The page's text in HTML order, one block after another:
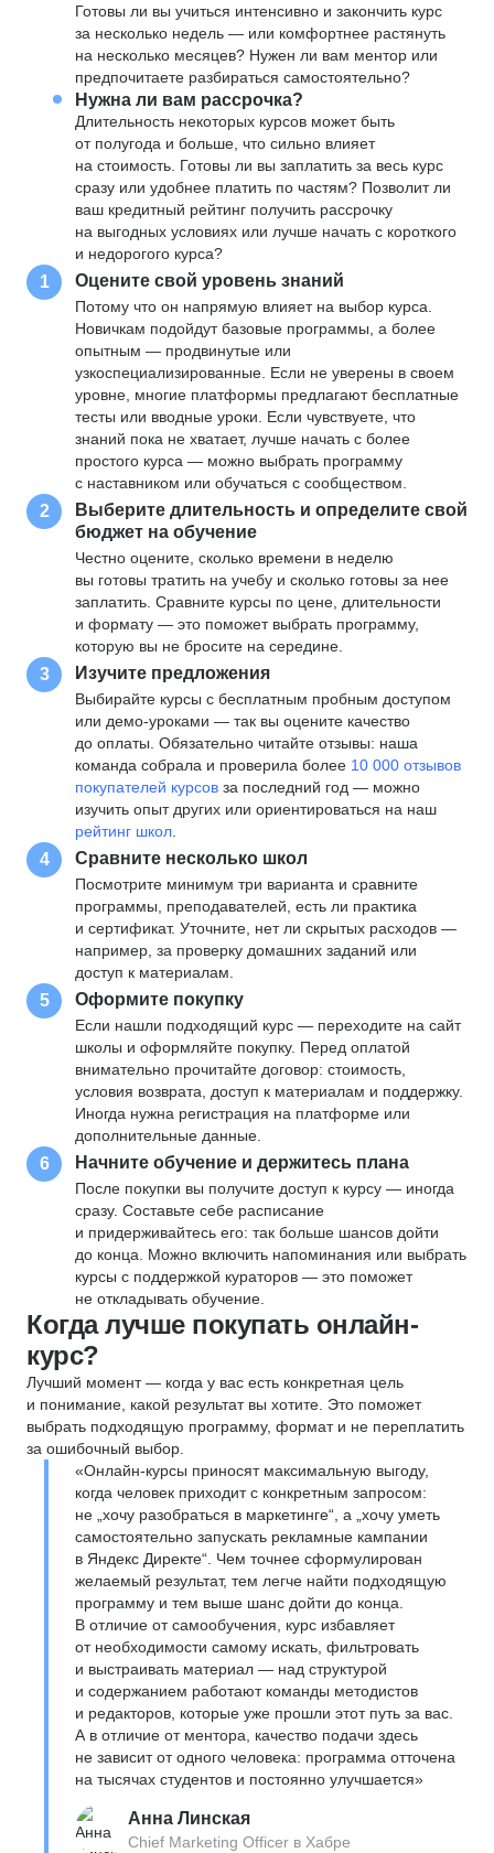
Готовы ли вы учиться интенсивно и закончить курс
за несколько недель — или комфортнее растянуть
на несколько месяцев? Нужен ли вам ментор или
предпочитаете разбираться самостоятельно?
Нужна ли вам рассрочка?
Длительность некоторых курсов может быть
от полугода и больше, что сильно влияет
на стоимость. Готовы ли вы заплатить за весь курс
сразу или удобнее платить по частям? Позволит ли
ваш кредитный рейтинг получить рассрочку
на выгодных условиях или лучше начать с короткого
и недорогого курса?
1 Оцените свой уровень знаний
Потому что он напрямую влияет на выбор курса.
Новичкам подойдут базовые программы, а более
опытным — продвинутые или
узкоспециализированные. Если не уверены в своем
уровне, многие платформы предлагают бесплатные
тесты или вводные уроки. Если чувствуете, что
знаний пока не хватает, лучше начать с более
простого курса — можно выбрать программу
с наставником или обучаться с сообществом.
2
Выберите длительность и определите свой
бюджет на обучение
Честно оцените, сколько времени в неделю
вы готовы тратить на учебу и сколько готовы за нее
заплатить. Сравните курсы по цене, длительности
и формату — это поможет выбрать программу,
которую вы не бросите на середине.
3 Изучите предложения
Выбирайте курсы с бесплатным пробным доступом
или демо-уроками — так вы оцените качество
до оплаты. Обязательно читайте отзывы: наша
команда собрала и проверила более 10 000 отзывов
покупателей курсов за последний год — можно
изучить опыт других или ориентироваться на наш
рейтинг школ
4 Сравните несколько школ
Посмотрите минимум три варианта и сравните
программы, преподавателей, есть ли практика
и сертификат. Уточните, нет ли скрытых расходов —
например, за проверку домашних заданий или
доступ к материалам.
5 Оформите покупку
Если нашли подходящий курс — переходите на сайт
школы и оформляйте покупку. Перед оплатой
внимательно прочитайте договор: стоимость,
условия возврата, доступ к материалам и поддержку.
Иногда нужна регистрация на платформе или
дополнительные данные.
6 Начните обучение и держитесь плана
После покупки вы получите доступ к курсу — иногда
сразу. Составьте себе расписание
и придерживайтесь его: так больше шансов дойти
до конца. Можно включить напоминания или выбрать
курсы с поддержкой кураторов — это поможет
не откладывать обучение.
Когда лучше покупать онлайн-
курс?
Лучший момент — когда у вас есть конкретная цель
и понимание, какой результат вы хотите. Это поможет
выбрать подходящую программу, формат и не переплатить
за ошибочный выбор.
«Онлайн-курсы приносят максимальную выгоду,
когда человек приходит с конкретным запросом:
не „хочу разобраться в маркетинге“, а „хочу уметь
самостоятельно запускать рекламные кампании
в Яндекс Директе“. Чем точнее сформулирован
желаемый результат, тем легче найти подходящую
программу и тем выше шанс дойти до конца.
В отличие от самообучения, курс избавляет
от необходимости самому искать, фильтровать
и выстраивать материал — над структурой
и содержанием работают команды методистов
и редакторов, которые уже прошли этот путь за вас.
А в отличие от ментора, качество подачи здесь
не зависит от одного человека: программа отточена
на тысячах студентов и постоянно улучшается»
Анна Линская
Chief Marketing Officer в Хабре